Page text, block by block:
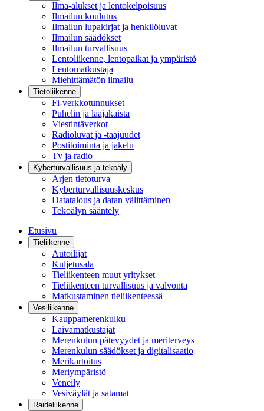
Ilma-alukset ja lentokelpoisuus
Ilmailun koulutus
Ilmailun lupakirjat ja henkilöluvat
Ilmailun säädökset
Ilmailun turvallisuus
Lentoliikenne, lentopaikat ja ympäristö
Lentomatkustaja
Miehittämätön ilmailu
Tietoliikenne
Fi-verkkotunnukset
Puhelin ja laajakaista
Viestintäverkot
Radioluvat ja -taajuudet
Postitoiminta ja jakelu
Tv ja radio
Kyberturvallisuus ja tekoäly
Arjen tietoturva
Kyberturvallisuuskeskus
Datatalous ja datan välittäminen
Tekoälyn sääntely
Etusivu
Tieliikenne
Autoilijat
Kuljetusala
Tieliikenteen muut yritykset
Tieliikenteen turvallisuus ja valvonta
Matkustaminen tieliikenteessä
Vesiliikenne
Kauppamerenkulku
Laivamatkustajat
Merenkulun pätevyydet ja meriterveys
Merenkulun säädökset ja digitalisaatio
Merikartoitus
Meriympäristö
Veneily
Vesiväylät ja satamat
Raideliikenne